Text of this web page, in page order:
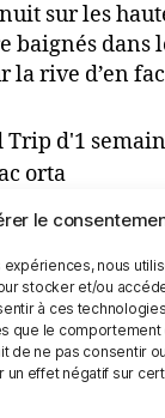
le
nous
stocker et/ou
à ces
que le comportement
de ne pas consentir
un effet négatif sur
sur les
baignés
la rive d’en